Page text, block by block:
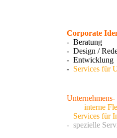
Corporate
-Beratung
- Design /
- Entwicklung
- Services für
fürinterne
Services für
- spezielle